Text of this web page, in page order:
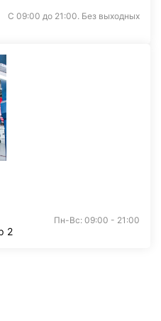
С 09:00 до 21:00. Без выходных
Пн-Вс: 09:00 - 21:00
2